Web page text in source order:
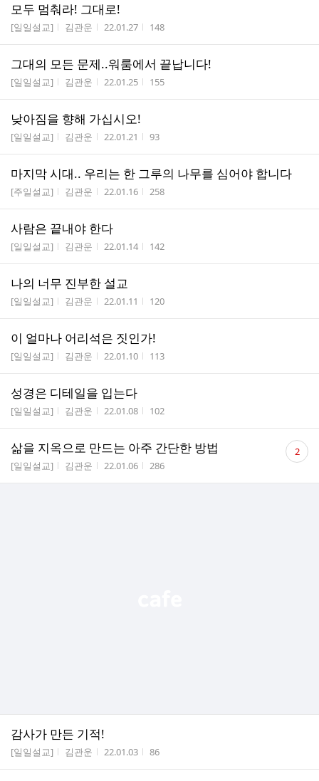
모두 멈춰라! 그대로!
게시판명
[일일설교] 작성자
김관운 작성시간
22.01.27 조회수
148
그대의 모든 문제..워룸에서 끝납니다!
게시판명
[일일설교] 작성자
김관운 작성시간
22.01.25 조회수
155
낮아짐을 향해 가십시오!
게시판명
[일일설교] 작성자
김관운 작성시간
22.01.21 조회수
93
마지막 시대.. 우리는 한 그루의 나무를 심어야 합니다
게시판명
[주일설교] 작성자
김관운 작성시간
22.01.16 조회수
258
사람은 끝내야 한다
게시판명
[일일설교] 작성자
김관운 작성시간
22.01.14 조회수
142
나의 너무 진부한 설교
게시판명
[일일설교] 작성자
김관운 작성시간
22.01.11 조회수
120
이 얼마나 어리석은 짓인가!
게시판명
[일일설교] 작성자
김관운 작성시간
22.01.10 조회수
113
성경은 디테일을 입는다
게시판명
[일일설교] 작성자
김관운 작성시간
22.01.08 조회수
102
삶을 지옥으로 만드는 아주 간단한 방법
게시판명
[일일설교] 작성자
김관운 작성시간
22.01.06 조회수
286
댓
글 2
감사가 만든 기적!
게시판명
[일일설교] 작성자
김관운 작성시간
22.01.03 조회수
86